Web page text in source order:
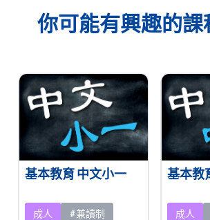
你可能有興趣的
基本教育 中文小一
成人
#兼讀制
基本教
成人